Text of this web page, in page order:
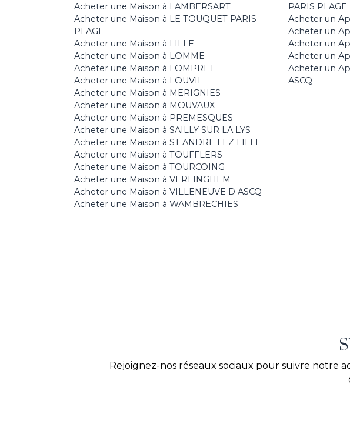
Acheter une Maison à LAMBERSART
Acheter une Maison à LE TOUQUET PARIS
PLAGE
Acheter une Maison à LILLE
Acheter une Maison à LOMME
Acheter une Maison à LOMPRET
Acheter une Maison à LOUVIL
Acheter une Maison à MERIGNIES
Acheter une Maison à MOUVAUX
Acheter une Maison à PREMESQUES
Acheter une Maison à SAILLY SUR LA LYS
Acheter une Maison à ST ANDRE LEZ LILLE
Acheter une Maison à TOUFFLERS
Acheter une Maison à TOURCOING
Acheter une Maison à VERLINGHEM
Acheter une Maison à VILLENEUVE D ASCQ
Acheter une Maison à WAMBRECHIES
PARIS PLAGE
Acheter un
Acheter un
Acheter un
Acheter un
Acheter un
ASCQ
Rejoignez-nos réseaux sociaux pour suivre notre